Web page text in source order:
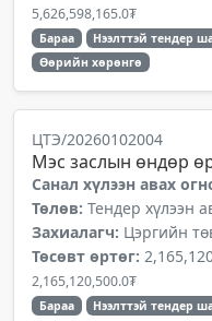
5,626,598,165.0₮
Бараа
Нээлттэй тендер
Өөрийн хөрөнгө
ЦТЭ/20260102004
Мэс заслын өндөр
Санал хүлээн авах
Төлөв: Тендер хүлээн
Захиалагч: Цэргийн
Төсөвт өртөг:
2,165,120,500.0₮
Бараа Нээлттэй тендер